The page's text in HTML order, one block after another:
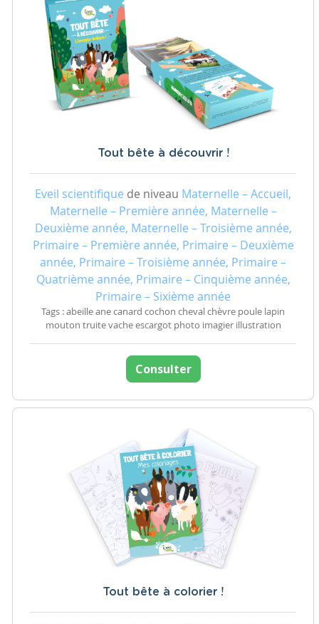
Tout bête à découvrir !
Eveil scientifique de niveau Maternelle – Accueil,
Maternelle – Première année, Maternelle –
Deuxième année, Maternelle – Troisième année,
Primaire – Première année, Primaire – Deuxième
année, Primaire – Troisième année, Primaire –
Quatrième année, Primaire – Cinquième année,
Primaire – Sixième année
Tags : abeille ane canard cochon cheval chèvre poule lapin
mouton truite vache escargot photo imagier illustration
Consulter
Tout bête à colorier !